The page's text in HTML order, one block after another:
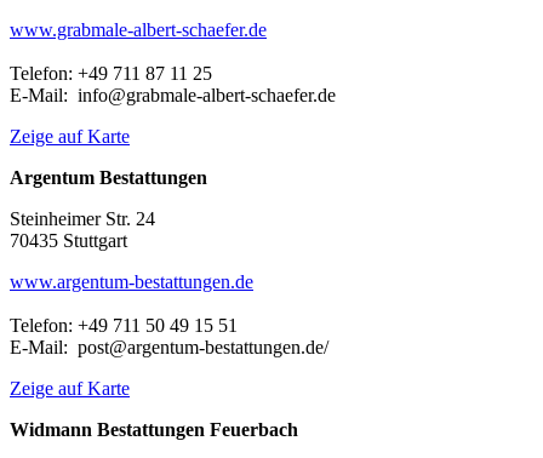
www.grabmale-albert-schaefer.de
Telefon: +49 711 87 11 25
E-Mail: info@grabmale-albert-schaefer.de
Zeige auf Karte
Argentum Bestattungen
Steinheimer Str. 24
70435 Stuttgart
www.argentum-bestattungen.de
Telefon: +49 711 50 49 15 51
E-Mail: post@argentum-bestattungen.de/
Zeige auf Karte
Widmann Bestattungen Feuerbach